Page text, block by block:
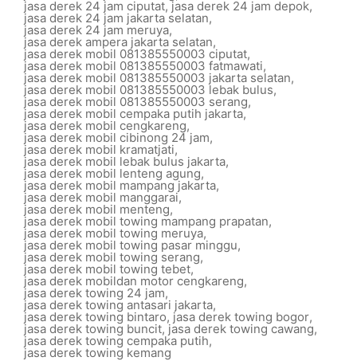
jasa derek 24 jam ciputat,jasa derek 24 jam depok,
jasa derek 24 jam jakarta selatan,
jasa derek 24 jam meruya,
jasa derek ampera jakarta selatan,
jasa derek mobil 081385550003 ciputat,
jasa derek mobil 081385550003 fatmawati,
jasa derek mobil 081385550003 jakarta selatan,
jasa derek mobil 081385550003 lebak bulus,
jasa derek mobil 081385550003 serang,
jasa derek mobil cempaka putih jakarta,
jasa derek mobil cengkareng,
jasa derek mobil cibinong 24 jam,
jasa derek mobil kramatjati,
jasa derek mobil lebak bulus jakarta,
jasa derek mobil lenteng agung,
jasa derek mobil mampang jakarta,
jasa derek mobil manggarai,
jasa derek mobil menteng,
jasa derek mobil towing mampang prapatan,
jasa derek mobil towing meruya,
jasa derek mobil towing pasar minggu,
jasa derek mobil towing serang,
jasa derek mobil towing tebet,
jasa derek mobildan motor cengkareng,
jasa derek towing 24 jam,
jasa derek towing antasari jakarta,
jasa derek towing bintaro, jasa derek towing bogor,
jasa derek towing buncit,jasa derek towing cawang,
jasa derek towing cempaka putih,
jasa derek towing kemang